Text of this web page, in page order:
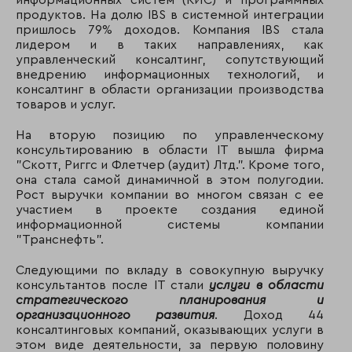
продуктов. На долю IBS в системной интеграции
пришлось 79% доходов. Компания IBS стала
лидером и в таких направлениях, как
управленческий консалтинг, сопутствующий
внедрению информационных технологий, и
консалтинг в области организации производства
товаров и услуг.
На вторую позицию по управленческому
консультированию в области IT вышла фирма
"Скотт, Риггс и Флетчер (аудит) Лтд.". Кроме того,
она стала самой динамичной в этом полугодии.
Рост выручки компании во многом связан с ее
участием в проекте создания единой
информационной системы компании
"Транснефть".
Следующими по вкладу в совокупную выручку
консультантов после IT стали услуги в области
стратегического планирования и
организационного развития. Доход 44
консалтинговых компаний, оказывающих услуги в
этом виде деятельности, за первую половину